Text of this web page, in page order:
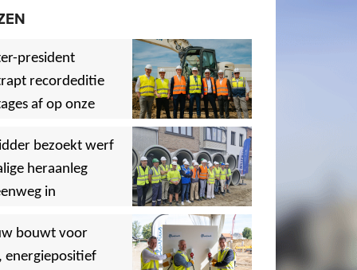
president
recordeditie
af op onze
,
,
bezoekt werf
heraanleg
in
,
bouwt voor
energiepositief